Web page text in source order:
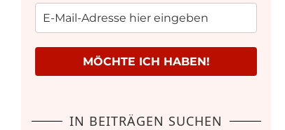
MÖCHTE ICH HABEN!
IN BEITRÄGEN SUCHEN